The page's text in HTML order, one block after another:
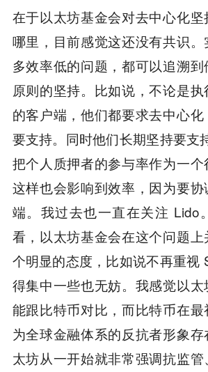
在于以太坊基金会对去中心化
哪里，目前感觉这还没有共识
多效率低的问题，都可以追溯
原则的坚持。比如说，不论是
的客户端，他们都要求去中心
要支持。同时他们长期坚持要支
把个人质押者的参与率作为一个
这样也会影响到效率，因为要
端。我过去也一直在关注 Lido
看，以太坊基金会在这个问题
个明显的态度，比如说不再重视
得集中一些也无妨。我感觉以
能跟比特币对比，而比特币在
为全球金融体系的反抗者形象
太坊从一开始就非常强调抗监